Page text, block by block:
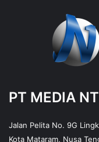
PT MEDIA
Jalan Pelita No. 9G
Kota Mataram, Nusa